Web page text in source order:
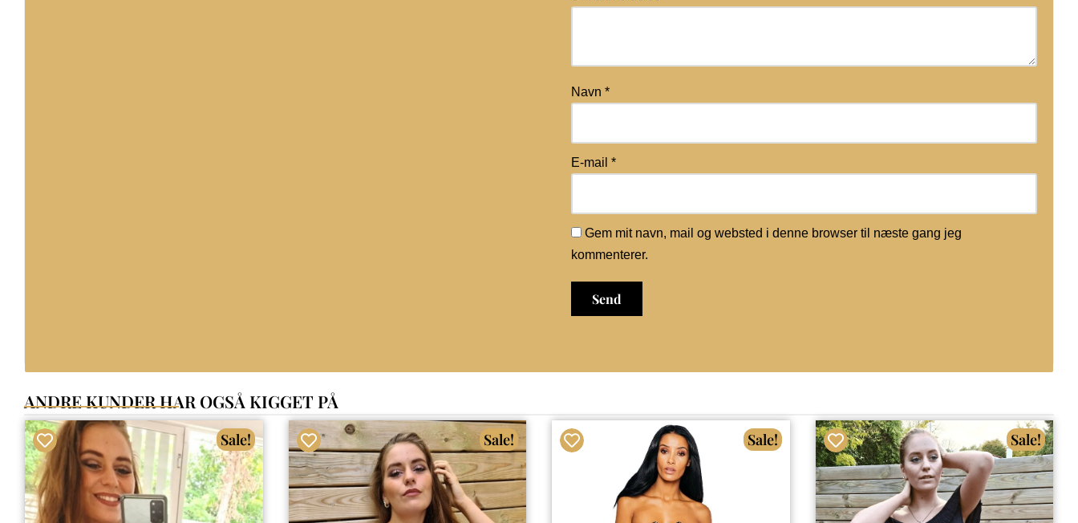
Navn *
E-mail *
Gem mit navn, mail og websted i denne browser til næste gang jeg
kommenterer.
ANDRE KUNDER HAR OGSÅ KIGGET PÅ
Sale! Sale! Sale! Sale!